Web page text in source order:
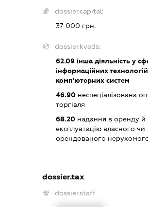
dossier.capital:
37 000 грн.
dossier.kveds:
62.09інша діяльність у
інформаційних технологій
комп'ютерних систем
46.90неспеціалізована
торгівля
68.20надання в оренду й
експлуатацію власного чи
орендованого
dossier.tax
dossier.staff